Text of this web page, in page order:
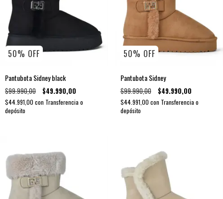
50% OFF
Pantubota Sidney black
$99.990,00 $49.990,00
$44.991,00 con Transferencia o
depósito
50% OFF
Pantubota Sidney
$99.990,00 $49.990,00
$44.991,00 con Transferencia o
depósito